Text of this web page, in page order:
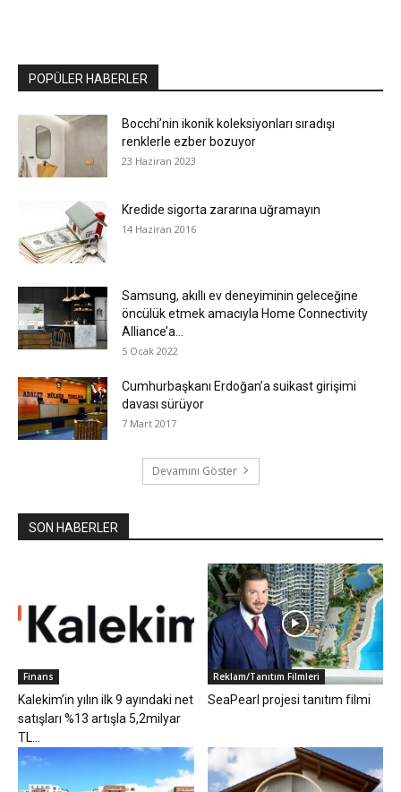
POPÜLER HABERLER
Bocchi’nin ikonik koleksiyonları sıradışı
renklerle ezber bozuyor
23 Haziran 2023
Kredide sigorta zararına uğramayın
14 Haziran 2016
Samsung, akıllı ev deneyiminin geleceğine
öncülük etmek amacıyla Home Connectivity
Alliance’a...
5 Ocak 2022
Cumhurbaşkanı Erdoğan’a suikast girişimi
davası sürüyor
7 Mart 2017
Devamını Göster
SON HABERLER
Finans
Kalekim’in yılın ilk 9 ayındaki net
satışları %13 artışla 5,2milyar
TL...
Reklam/Tanıtım Filmleri
SeaPearl projesi tanıtım filmi